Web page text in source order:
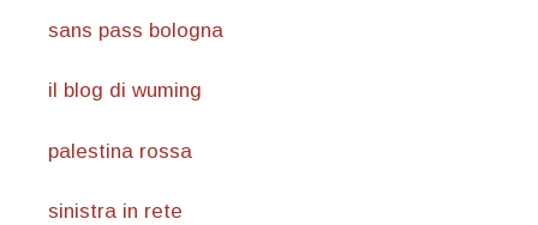
sans pass bologna
il blog di wuming
palestina rossa
sinistra in rete